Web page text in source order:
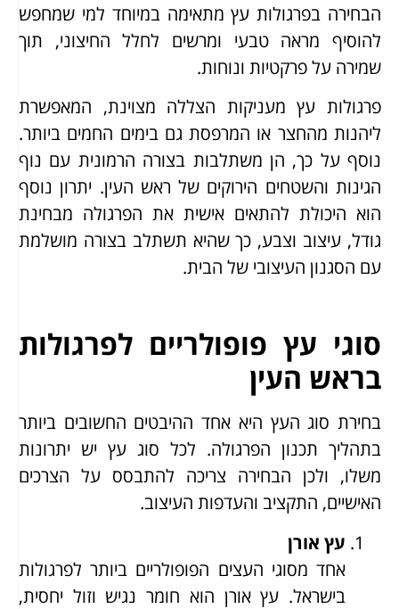
הבחירה בפרגולות עץ מתאימה במיוחד למי שמחפש
להוסיף מראה טבעי ומרשים לחלל החיצוני, תוך
שמירה על פרקטיות ונוחות.
פרגולות עץ מעניקות הצללה מצוינת, המאפשרת
ליהנות מהחצר או המרפסת גם בימים החמים ביותר.
נוסף על כך, הן משתלבות בצורה הרמונית עם נוף
הגינות והשטחים הירוקים של ראש העין. יתרון נוסף
הוא היכולת להתאים אישית את הפרגולה מבחינת
גודל, עיצוב וצבע, כך שהיא תשתלב בצורה מושלמת
עם הסגנון העיצובי של הבית.
סוגי עץ פופולריים לפרגולות
בראש העין
בחירת סוג העץ היא אחד ההיבטים החשובים ביותר
בתהליך תכנון הפרגולה. לכל סוג עץ יש יתרונות
משלו, ולכן הבחירה צריכה להתבסס על הצרכים
האישיים, התקציב והעדפות העיצוב.
עץ אורן
אחד מסוגי העצים הפופולריים ביותר לפרגולות
בישראל. עץ אורן הוא חומר נגיש וזול יחסית,